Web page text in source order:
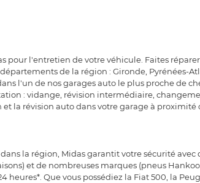
l'entretien de votre véhicule. Faites
de la région : Gironde, Pyrénées-
l'un de nos garages auto le plus proche de
: vidange, révision intermédiaire,
la révision auto dans votre garage à proximité
la région, Midas garantit votre sécurité
et de nombreuses marques (pneus
Que vous possédiez la Fiat 500, la